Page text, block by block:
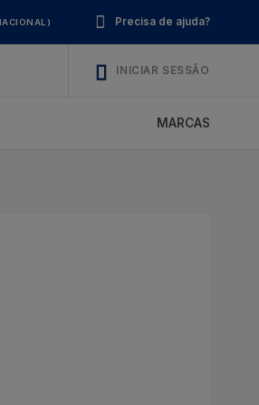
Precisa de ajuda?
INICIAR SESSÃO
MARCAS